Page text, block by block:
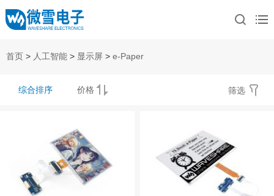
首页 > 人工智能 > 显示屏 > e-Paper
综合排序 价格 筛选